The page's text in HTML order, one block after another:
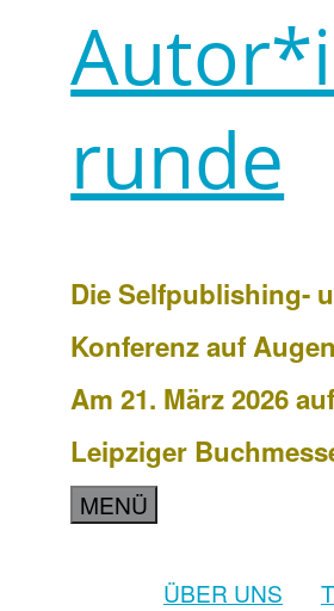
runde
Die Selfpublishing-
Konferenz auf
Am 21. März 2026
Leipziger
MENÜ
ÜBER UNS